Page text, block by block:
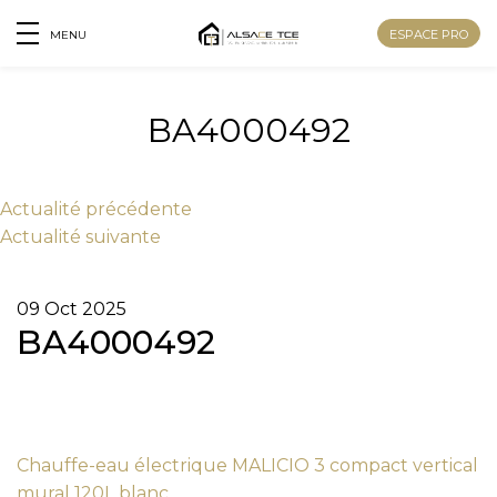
MENU ESPACE PRO
BA4000492
Actualité précédente
Actualité suivante
09 Oct 2025
BA4000492
Chauffe-eau électrique MALICIO 3 compact vertical
Prénom